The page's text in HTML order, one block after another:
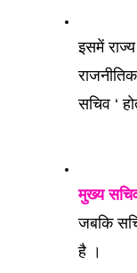
इसमें
सचिव ‘
मुख्य
जबकि
है ।